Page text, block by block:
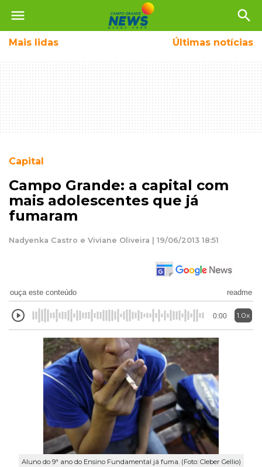
menu search
Mais lidas Últimas notícias
Capital
Campo Grande: a capital com
mais adolescentes que já
fumaram
Nadyenka Castro e Viviane Oliveira | 19/06/2013 18:51
ouça este conteúdo readme
0:00 1.0x
Aluno do 9ª ano do Ensino Fundamental já fuma. (Foto: Cleber Gellio)